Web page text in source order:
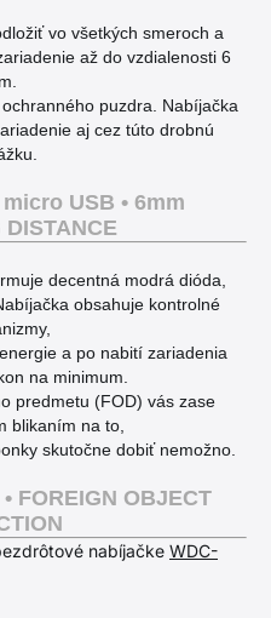
vo všetkých smeroch a
až do vzdialenosti 6
puzdra. Nabíjačka
aj cez túto drobnú
micro USB • 6mm
DISTANCE
decentná modrá dióda,
obsahuje kontrolné
a po nabití zariadenia
na minimum.
predmetu (FOD) vás zase
blikaním na to,
skutočne dobiť nemožno.
FOREIGN OBJECT
nabíjačke WDC-